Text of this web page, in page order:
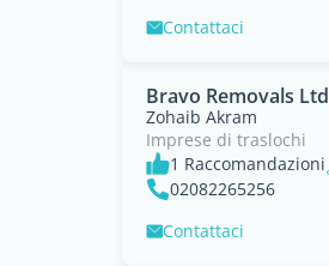
Contattaci
Bravo Removals Ltd
Zohaib Akram
Imprese di traslochi
1 Raccomandazioni
02082265256
Contattaci